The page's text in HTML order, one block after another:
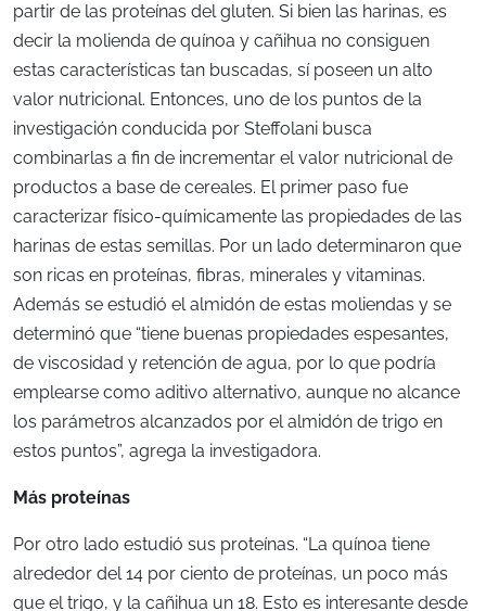
partir de las proteínas del gluten. Si bien las harinas, es
decir la molienda de quínoa y cañihua no consiguen
estas características tan buscadas, sí poseen un alto
valor nutricional. Entonces, uno de los puntos de la
investigación conducida por Steffolani busca
combinarlas a fin de incrementar el valor nutricional de
productos a base de cereales. El primer paso fue
caracterizar físico-químicamente las propiedades de las
harinas de estas semillas. Por un lado determinaron que
son ricas en proteínas, fibras, minerales y vitaminas.
Además se estudió el almidón de estas moliendas y se
determinó que “tiene buenas propiedades espesantes,
de viscosidad y retención de agua, por lo que podría
emplearse como aditivo alternativo, aunque no alcance
los parámetros alcanzados por el almidón de trigo en
estos puntos”, agrega la investigadora.
Más proteínas
Por otro lado estudió sus proteínas. “La quínoa tiene
alrededor del 14 por ciento de proteínas, un poco más
que el trigo, y la cañihua un 18. Esto es interesante desde